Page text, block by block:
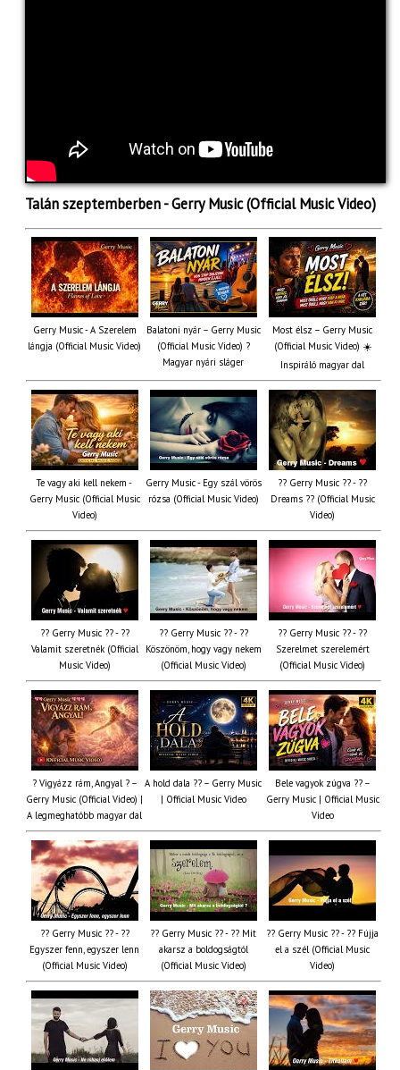
Talán szeptemberben - Gerry Music (Official Music Video)
Gerry Music - A Szerelem
lángja (Official Music Video)
Balatoni nyár – Gerry Music
(Official Music Video) ?
Magyar nyári sláger
Most élsz – Gerry Music
(Official Music Video) ☀️
Inspiráló magyar dal
Te vagy aki kell nekem -
Gerry Music (Official Music
Video)
Gerry Music - Egy szál vörös
rózsa (Official Music Video)
?? Gerry Music ?? - ??
Dreams ?? (Official Music
Video)
?? Gerry Music ?? - ??
Valamit szeretnék (Official
Music Video)
?? Gerry Music ?? - ??
Köszönöm, hogy vagy nekem
(Official Music Video)
?? Gerry Music ?? - ??
Szerelmet szerelemért
(Official Music Video)
? Vigyázz rám, Angyal ? –
Gerry Music (Official Video) |
A legmeghatóbb magyar dal
A hold dala ?? – Gerry Music
| Official Music Video
Bele vagyok zúgva ?? –
Gerry Music | Official Music
Video
?? Gerry Music ?? - ??
Egyszer fenn, egyszer lenn
(Official Music Video)
?? Gerry Music ?? - ?? Mit
akarsz a boldogságtól
(Official Music Video)
?? Gerry Music ?? - ?? Fújja
el a szél (Official Music
Video)